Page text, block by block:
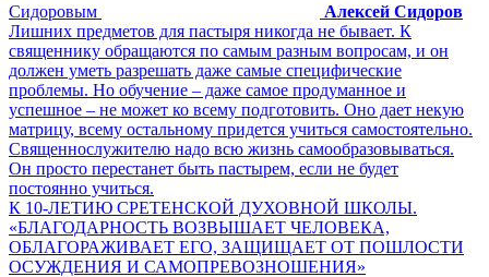
Сидоровым
Алексей Сидоров
Лишних предметов для пастыря никогда не бывает. К
священнику обращаются по самым разным вопросам, и он
должен уметь разрешать даже самые специфические
проблемы. Но обучение – даже самое продуманное и
успешное – не может ко всему подготовить. Оно дает некую
матрицу, всему остальному придется учиться самостоятельно.
Священнослужителю надо всю жизнь самообразовываться.
Он просто перестанет быть пастырем, если не будет
постоянно учиться.
К 10-ЛЕТИЮ СРЕТЕНСКОЙ ДУХОВНОЙ ШКОЛЫ.
«БЛАГОДАРНОСТЬ ВОЗВЫШАЕТ ЧЕЛОВЕКА,
ОБЛАГОРАЖИВАЕТ ЕГО, ЗАЩИЩАЕТ ОТ ПОШЛОСТИ
ОСУЖДЕНИЯ И САМОПРЕВОЗНОШЕНИЯ»